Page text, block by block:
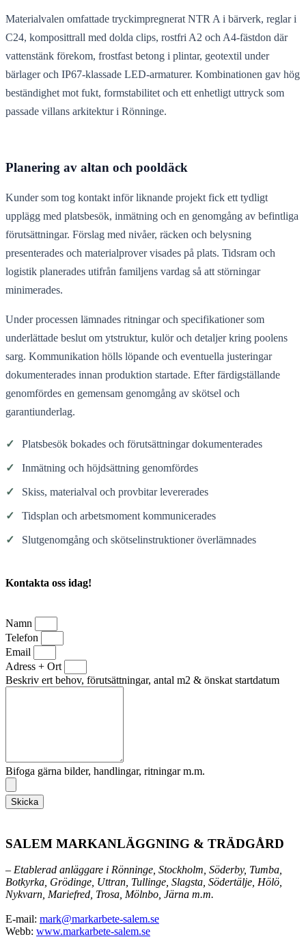
Materialvalen omfattade tryckimpregnerat NTR A i bärverk, reglar i
C24, komposittrall med dolda clips, rostfri A2 och A4-fästdon där
vattenstänk förekom, frostfast betong i plintar, geotextil under
bärlager och IP67-klassade LED-armaturer. Kombinationen gav hög
beständighet mot fukt, formstabilitet och ett enhetligt uttryck som
passade villans arkitektur i Rönninge.
Planering av altan och pooldäck
Kunder som tog kontakt inför liknande projekt fick ett tydligt
upplägg med platsbesök, inmätning och en genomgång av befintliga
förutsättningar. Förslag med nivåer, räcken och belysning
presenterades och materialprover visades på plats. Tidsram och
logistik planerades utifrån familjens vardag så att störningar
minimerades.
Under processen lämnades ritningar och specifikationer som
underlättade beslut om ytstruktur, kulör och detaljer kring poolens
sarg. Kommunikation hölls löpande och eventuella justeringar
dokumenterades innan produktion startade. Efter färdigställande
genomfördes en gemensam genomgång av skötsel och
garantiunderlag.
✓ Platsbesök bokades och förutsättningar dokumenterades
✓ Inmätning och höjdsättning genomfördes
✓ Skiss, materialval och provbitar levererades
✓ Tidsplan och arbetsmoment kommunicerades
✓ Slutgenomgång och skötselinstruktioner överlämnades
Kontakta oss idag!
Namn
Telefon
Email
Adress + Ort
Beskriv ert behov, förutsättningar, antal m2 & önskat startdatum
Bifoga gärna bilder, handlingar, ritningar m.m.
Skicka
SALEM MARKANLÄGGNING & TRÄDGÅRD
– Etablerad anläggare i Rönninge, Stockholm, Söderby, Tumba,
Botkyrka, Grödinge, Uttran, Tullinge, Slagsta, Södertälje, Hölö,
Nykvarn, Mariefred, Trosa, Mölnbo, Järna m.m.
E-mail: mark@markarbete-salem.se
Webb: www.markarbete-salem.se